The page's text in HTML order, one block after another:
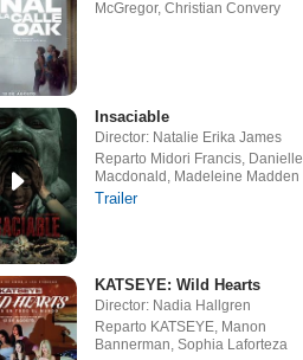
McGregor, Christian Convery
Insaciable
Director: Natalie Erika James
Reparto Midori Francis, Danielle
Macdonald, Madeleine Madden
Trailer
KATSEYE: Wild Hearts
Director: Nadia Hallgren
Reparto KATSEYE, Manon
Bannerman, Sophia Laforteza